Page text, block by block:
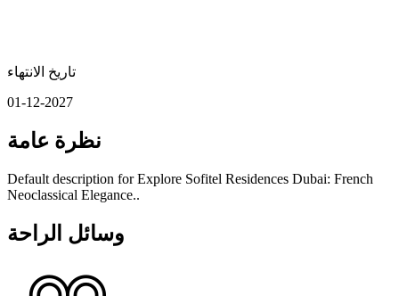
تاريخ الانتهاء
01-12-2027
نظرة عامة
Default description for Explore Sofitel Residences Dubai: French
Neoclassical Elegance..
وسائل الراحة